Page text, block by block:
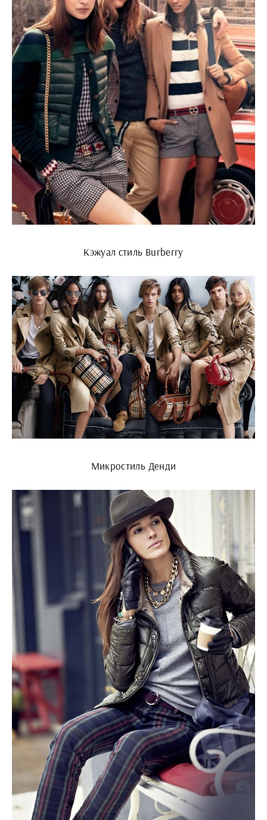
Кэжуал стиль Burberry
Микростиль Денди